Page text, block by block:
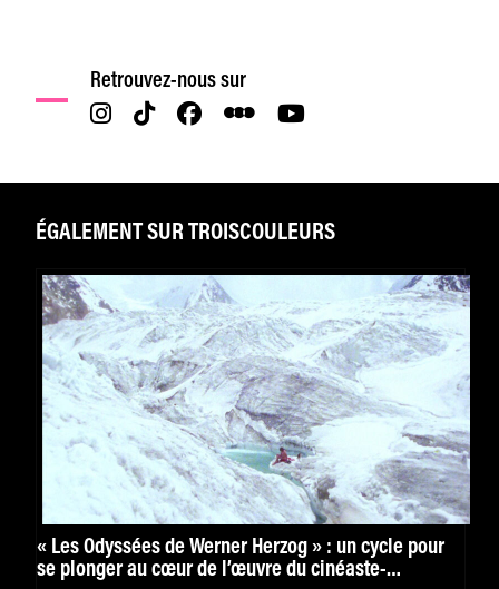
Retrouvez-nous sur
ÉGALEMENT SUR TROISCOULEURS
« Les Odyssées de Werner Herzog » : un cycle pour
se plonger au cœur de l’œuvre du cinéaste-